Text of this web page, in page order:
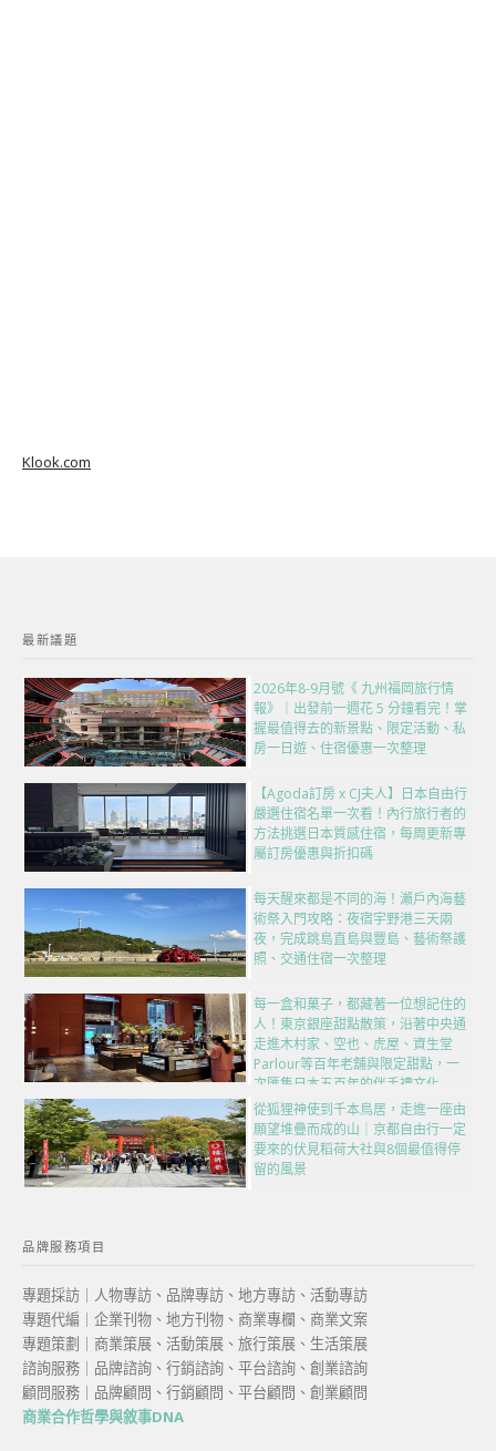
Klook.com
最新議題
2026年8-9月號《 九州福岡旅行情
報》｜出發前一週花 5 分鐘看完！掌
握最值得去的新景點、限定活動、私
房一日遊、住宿優惠一次整理
【Agoda訂房 x CJ夫人】日本自由行
嚴選住宿名單一次看！內行旅行者的
方法挑選日本質感住宿，每周更新專
屬訂房優惠與折扣碼
每天醒來都是不同的海！瀨戶內海藝
術祭入門攻略：夜宿宇野港三天兩
夜，完成跳島直島與豐島、藝術祭護
照、交通住宿一次整理
每一盒和菓子，都藏著一位想記住的
人！東京銀座甜點散策，沿著中央通
走進木村家、空也、虎屋、資生堂
Parlour等百年老舖與限定甜點，一
次匯集日本五百年的伴手禮文化
從狐狸神使到千本鳥居，走進一座由
願望堆疊而成的山｜京都自由行一定
要來的伏見稻荷大社與8個最值得停
留的風景
品牌服務項目
專題採訪｜人物專訪、品牌專訪、地方專訪、活動專訪
專題代編｜企業刊物、地方刊物、商業專欄、商業文案
專題策劃｜商業策展、活動策展、旅行策展、生活策展
諮詢服務｜品牌諮詢、行銷諮詢、平台諮詢、創業諮詢
顧問服務｜品牌顧問、行銷顧問、平台顧問、創業顧問
商業合作哲學與敘事DNA